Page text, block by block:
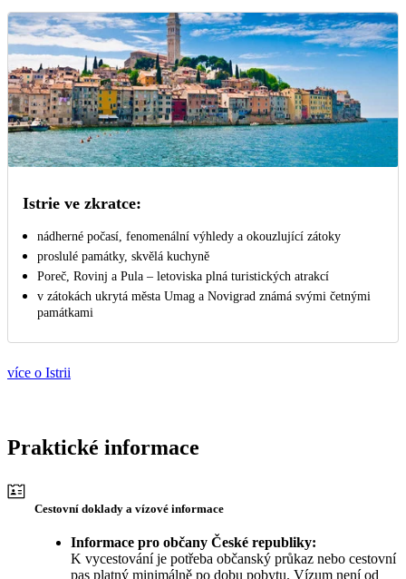
Istrie ve zkratce:
nádherné počasí, fenomenální výhledy a okouzlující zátoky
proslulé památky, skvělá kuchyně
Poreč, Rovinj a Pula – letoviska plná turistických atrakcí
v zátokách ukrytá města Umag a Novigrad známá svými četnými
památkami
více o Istrii
Praktické informace
Cestovní doklady a vízové informace
Informace pro občany České republiky:
K vycestování je potřeba občanský průkaz nebo cestovní
pas platný minimálně po dobu pobytu. Vízum není od